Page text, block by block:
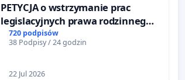
PETYCJA o wstrzymanie prac
legislacyjnych prawa rodzinnego
narażających ofiary przemocy
720 podpisów
38 Podpisy / 24 godzin
22 Jul 2026